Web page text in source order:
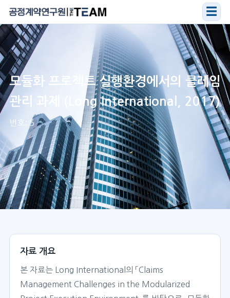
☰
모듈화 프로젝트 실행환경에서의 클레임
관리 과제 (Long International, 2017)
번호: 5
자료 개요
본 자료는 Long International의 「Claims
Management Challenges in the Modularized